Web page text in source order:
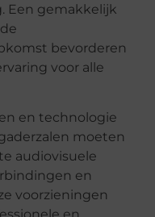
Een gemakkelijk
bevorderen
voor alle
en technologie
moeten
audiovisuele
en
voorzieningen